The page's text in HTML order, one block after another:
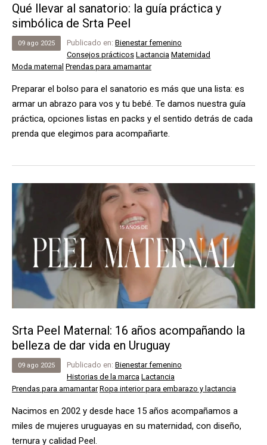
Qué llevar al sanatorio: la guía práctica y
simbólica de Srta Peel
09 ago 2025 Publicado en: Bienestar femenino
Consejos prácticos Lactancia Maternidad
Moda maternal Prendas para amamantar
Preparar el bolso para el sanatorio es más que una lista: es
armar un abrazo para vos y tu bebé. Te damos nuestra guía
práctica, opciones listas en packs y el sentido detrás de cada
prenda que elegimos para acompañarte.
Srta Peel Maternal: 16 años acompañando la
belleza de dar vida en Uruguay
09 ago 2025 Publicado en: Bienestar femenino
Historias de la marca Lactancia
Prendas para amamantar Ropa interior para embarazo y lactancia
Nacimos en 2002 y desde hace 15 años acompañamos a
miles de mujeres uruguayas en su maternidad, con diseño,
ternura y calidad Peel.